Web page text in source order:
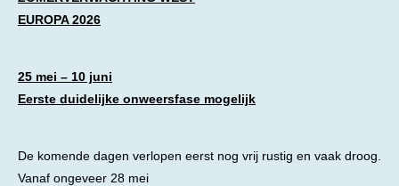
EUROPA 2026
25 mei – 10 juni
Eerste duidelijke onweersfase mogelijk
De komende dagen verlopen eerst nog vrij rustig en vaak droog.
Vanaf ongeveer 28 mei